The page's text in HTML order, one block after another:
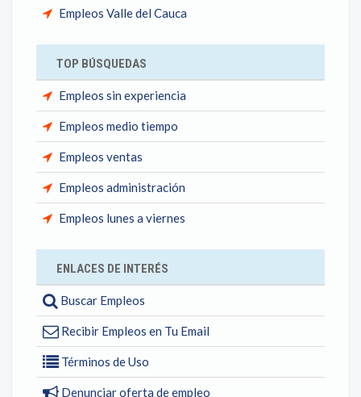
Empleos Valle del Cauca
TOP BÚSQUEDAS
Empleos sin experiencia
Empleos medio tiempo
Empleos ventas
Empleos administración
Empleos lunes a viernes
ENLACES DE INTERÉS
Buscar Empleos
Recibir Empleos en Tu Email
Términos de Uso
Denunciar oferta de empleo